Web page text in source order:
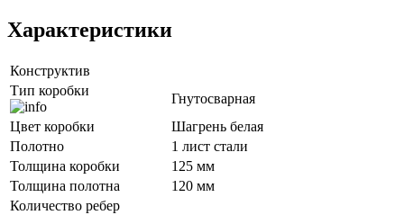
Характеристики
Конструктив
Тип коробки
Гнутосварная
Цвет коробки
Шагрень белая
Полотно
1 лист стали
Толщина коробки
125 мм
Толщина полотна
120 мм
Количество ребер